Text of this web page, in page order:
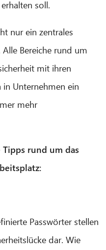
soll.
nur ein zentrales
Bereiche rund um
mit ihren
Unternehmen ein
mehr
rund um das
Passwörter stellen
dar. Wie